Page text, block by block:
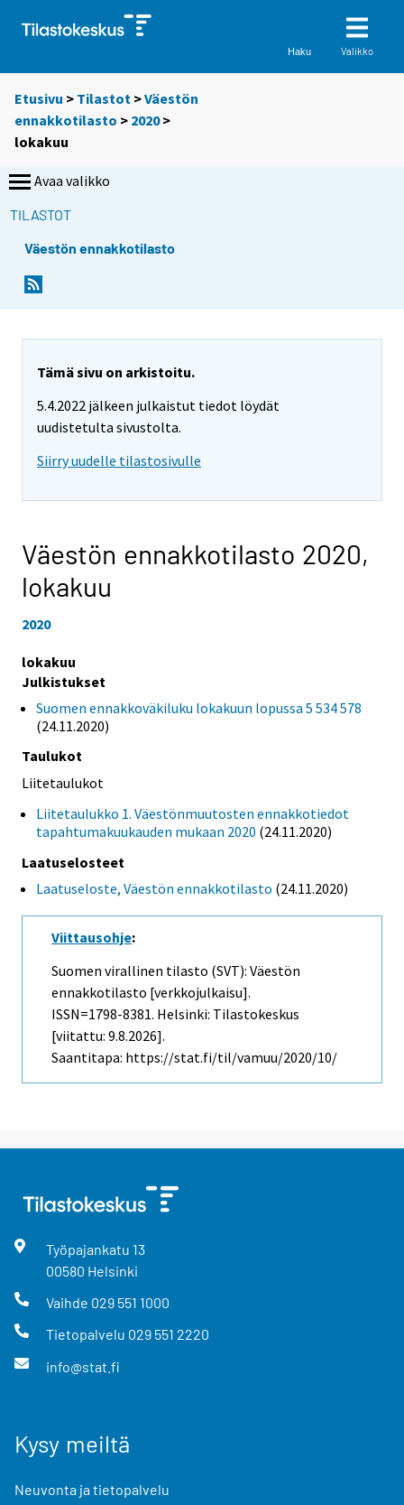
Haku Valikko
Etusivu > Tilastot >Väestön
ennakkotilasto > 2020>
lokakuu
Avaa valikko
TILASTOT
Väestön ennakkotilasto
Tämä sivu on arkistoitu.
5.4.2022 jälkeen julkaistut tiedot löydät
uudistetulta sivustolta.
Siirry uudelle tilastosivulle
Väestön ennakkotilasto 2020,
lokakuu
2020
lokakuu
Julkistukset
Suomen ennakkoväkiluku lokakuun lopussa 5 534 578
(24.11.2020)
Taulukot
Liitetaulukot
Liitetaulukko 1. Väestönmuutosten ennakkotiedot
tapahtumakuukauden mukaan 2020 (24.11.2020)
Laatuselosteet
Laatuseloste, Väestön ennakkotilasto (24.11.2020)
Viittausohje:
Suomen virallinen tilasto (SVT): Väestön
ennakkotilasto [verkkojulkaisu].
ISSN=1798-8381. Helsinki: Tilastokeskus
[viitattu: 9.8.2026].
Saantitapa: https://stat.fi/til/vamuu/2020/10/
Työpajankatu 13
00580 Helsinki
Vaihde 029 551 1000
Tietopalvelu 029 551 2220
info@stat.fi
Kysy meiltä
Neuvonta ja tietopalvelu